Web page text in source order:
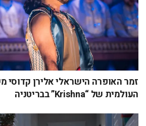
זמר האופרה הישראלי אלירן
העולמית של “Krishna” בבריטניה